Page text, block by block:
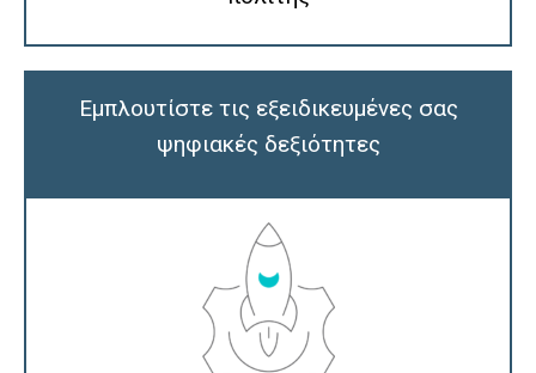
Εμπλουτίστε τις εξειδικευμένες σας
ψηφιακές δεξιότητες